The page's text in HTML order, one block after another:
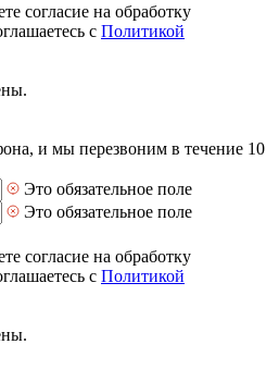
согласие на обработку
с Политикой
и мы перезвоним в течение 10
Это обязательное поле
Это обязательное поле
согласие на обработку
с Политикой